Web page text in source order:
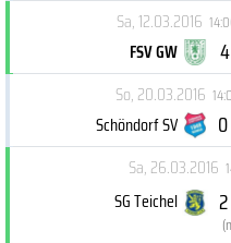
Sa, 12.03.2016
FSV GW
So, 20.03.2016
Schöndorf SV
Sa, 26.03.2016
SG Teichel
(